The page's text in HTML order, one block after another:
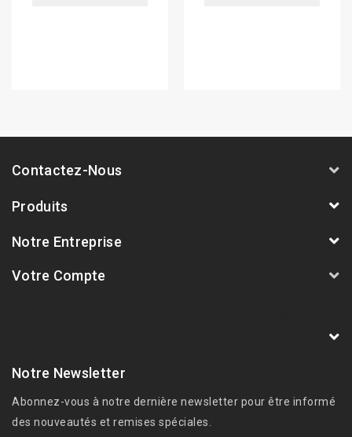
Contactez-Nous
Produits
Notre Entreprise
Votre Compte
Notre Newsletter
Abonnez-vous à notre dernière newsletter pour être informé
des nouveautés et remises spéciales.